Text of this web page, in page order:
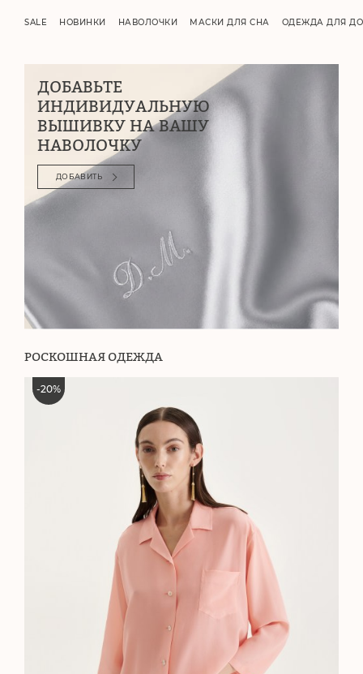
SALE НОВИНКИ НАВОЛОЧКИ МАСКИ ДЛЯ СНА ОДЕЖДА ДЛЯ
ДОБАВЬТЕ
ИНДИВИДУАЛЬНУЮ
ВЫШИВКУ НА ВАШУ
НАВОЛОЧКУ
ДОБАВИТЬ
РОСКОШНАЯ ОДЕЖДА
-20%